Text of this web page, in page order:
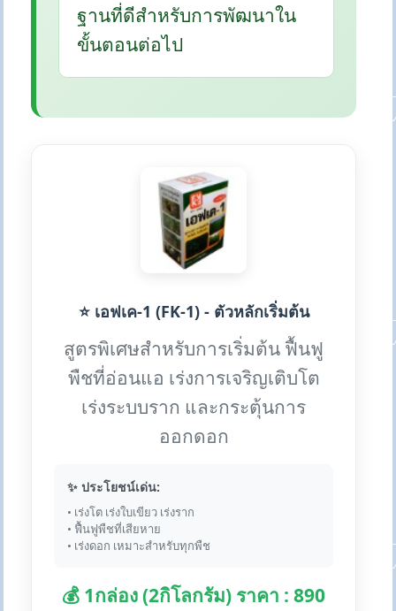
ฐานที่ดีสำหรับการพัฒนาใน
ขั้นตอนต่อไป
⭐ เอฟเค-1 (FK-1) - ตัวหลักเริ่มต้น
สูตรพิเศษสำหรับการเริ่มต้น ฟื้นฟู
พืชที่อ่อนแอ เร่งการเจริญเติบโต
เร่งระบบราก และกระตุ้นการ
ออกดอก
✨ ประโยชน์เด่น:
• เร่งโต เร่งใบเขียว เร่งราก
• ฟื้นฟูพืชที่เสียหาย
• เร่งดอก เหมาะสำหรับทุกพืช
💰 1กล่อง (2กิโลกรัม) ราคา : 890